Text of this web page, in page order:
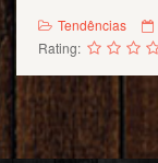
Tendências
Rating: